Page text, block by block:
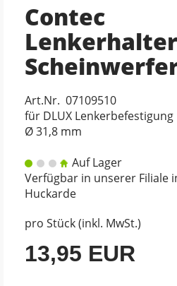
Contec
Art.Nr. 07109510
für DLUX Lenkerbefestigung
Ø 31,8 mm
Auf Lager
Verfügbar in unserer Filiale
Huckarde
pro Stück (inkl. MwSt.)
13,95 EUR